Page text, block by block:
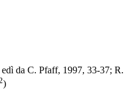
da C. Pfaff, 1997, 33-37; R.
)